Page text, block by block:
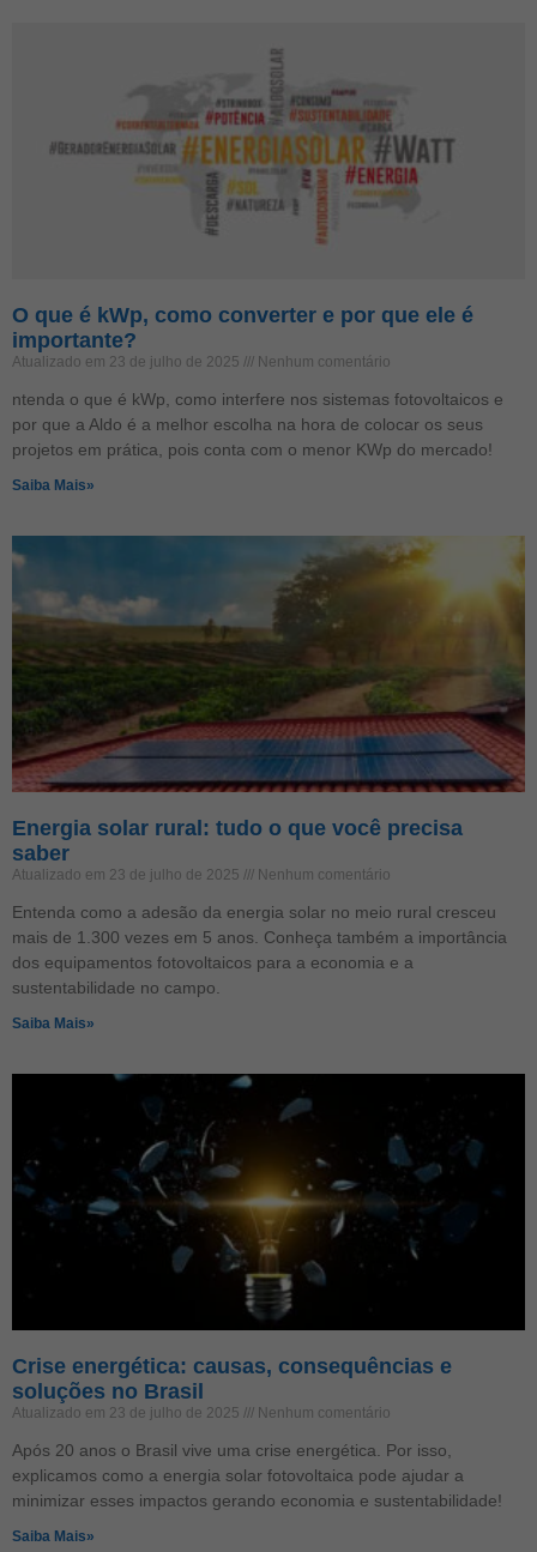
O que é kWp, como converter e por que ele é
importante?
Atualizado em 23 de julho de 2025 Nenhum comentário
ntenda o que é kWp, como interfere nos sistemas fotovoltaicos e
por que a Aldo é a melhor escolha na hora de colocar os seus
projetos em prática, pois conta com o menor KWp do mercado!
Saiba Mais»
Energia solar rural: tudo o que você precisa
saber
Atualizado em 23 de julho de 2025 Nenhum comentário
Entenda como a adesão da energia solar no meio rural cresceu
mais de 1.300 vezes em 5 anos. Conheça também a importância
dos equipamentos fotovoltaicos para a economia e a
sustentabilidade no campo.
Saiba Mais»
Crise energética: causas, consequências e
soluções no Brasil
Atualizado em 23 de julho de 2025 Nenhum comentário
Após 20 anos o Brasil vive uma crise energética. Por isso,
explicamos como a energia solar fotovoltaica pode ajudar a
minimizar esses impactos gerando economia e sustentabilidade!
Saiba Mais»